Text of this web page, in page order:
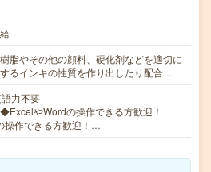
脂やその他の顔料、硬化剤などを適切に
るインキの性質を作り出したり配合…
力不要
やWordの操作できる方歓迎！
作できる方歓迎！…